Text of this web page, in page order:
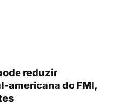
reduzir
americana do FMI,